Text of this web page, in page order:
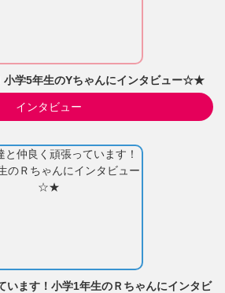
小学5年生のYちゃんにインタビュー☆★
インタビュー
います！小学1年生のＲちゃんにインタビ